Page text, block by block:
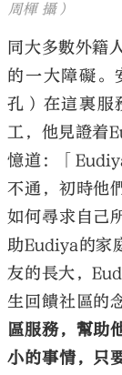
周楎 攝）
同大多數外籍
的一大障礙。
孔）在這裏服
工，他見證着
憶道：「
不通，初時他
如何尋求自己
助Eudiya的家
友的長大，
生回饋社區的
區服務，幫助
小的事情，只